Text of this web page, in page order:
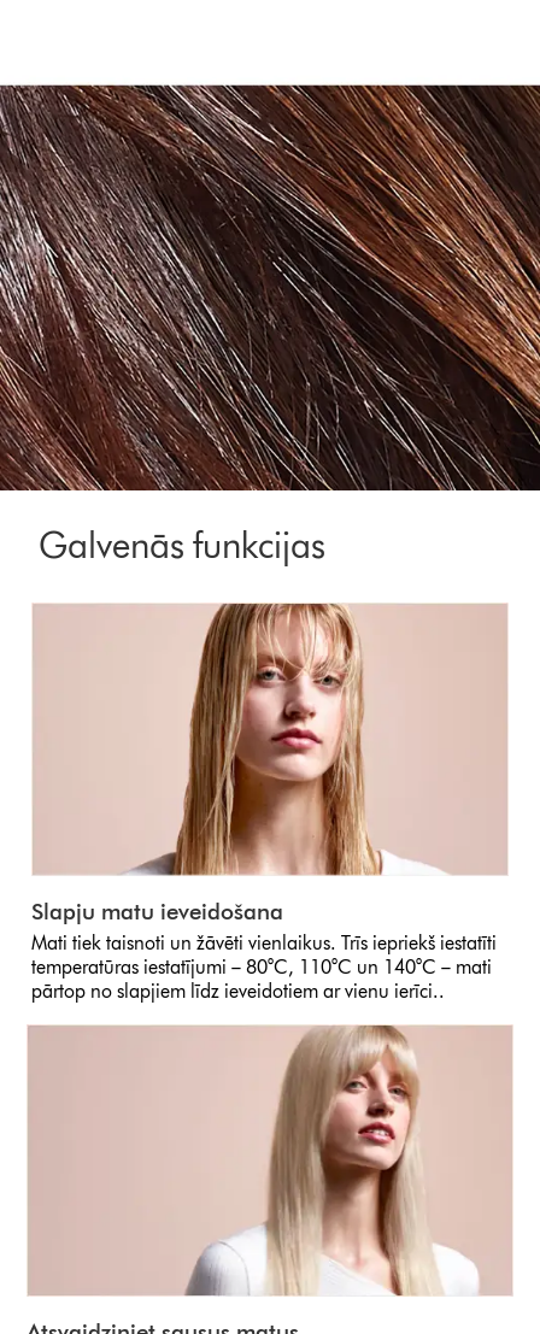
Galvenās funkcijas
Slapju matu ieveidošana
Mati tiek taisnoti un žāvēti vienlaikus. Trīs iepriekš iestatīti
temperatūras iestatījumi – 80°C, 110°C un 140°C – mati
pārtop no slapjiem līdz ieveidotiem ar vienu ierīci..